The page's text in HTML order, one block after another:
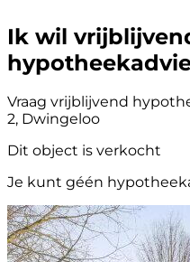
Ik wil
Vraag vrijblijvend
2, Dwingeloo
Dit object is verkocht
Je kunt géén